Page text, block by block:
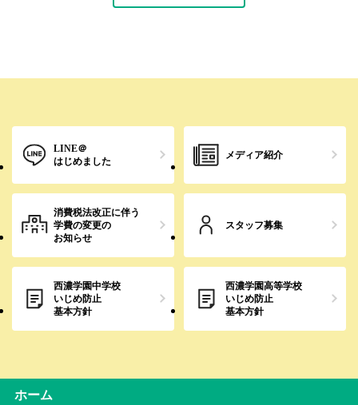
LINE＠
はじめました
メディア紹介
消費税法改正に伴う
学費の変更の
お知らせ
スタッフ募集
西濃学園中学校
いじめ防止
基本方針
西濃学園高等学校
いじめ防止
基本方針
ホーム